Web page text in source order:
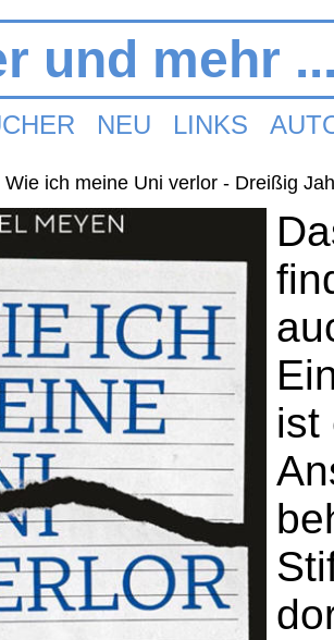
und mehr
NEU LINKS
Wie ich meine Uni verlor - Dreißig
ist